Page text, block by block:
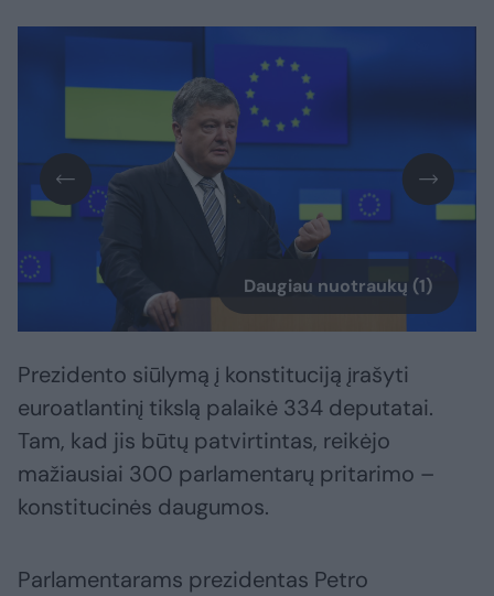
Daugiau nuotraukų (1)
Prezidento siūlymą į konstituciją įrašyti
euroatlantinį tikslą palaikė 334 deputatai.
Tam, kad jis būtų patvirtintas, reikėjo
mažiausiai 300 parlamentarų pritarimo –
konstitucinės daugumos.
Parlamentarams prezidentas Petro